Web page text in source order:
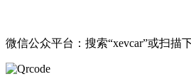
微信公众平台：搜索“xevcar”或扫描